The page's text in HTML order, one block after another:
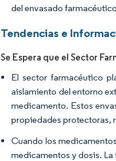
del envasado
Tendencias e
Se Espera que el Sector
El sector farmacéutico
aislamiento del entorno
medicamento. Estos
propiedades protectoras,
Cuando los
medicamentos y dosis.